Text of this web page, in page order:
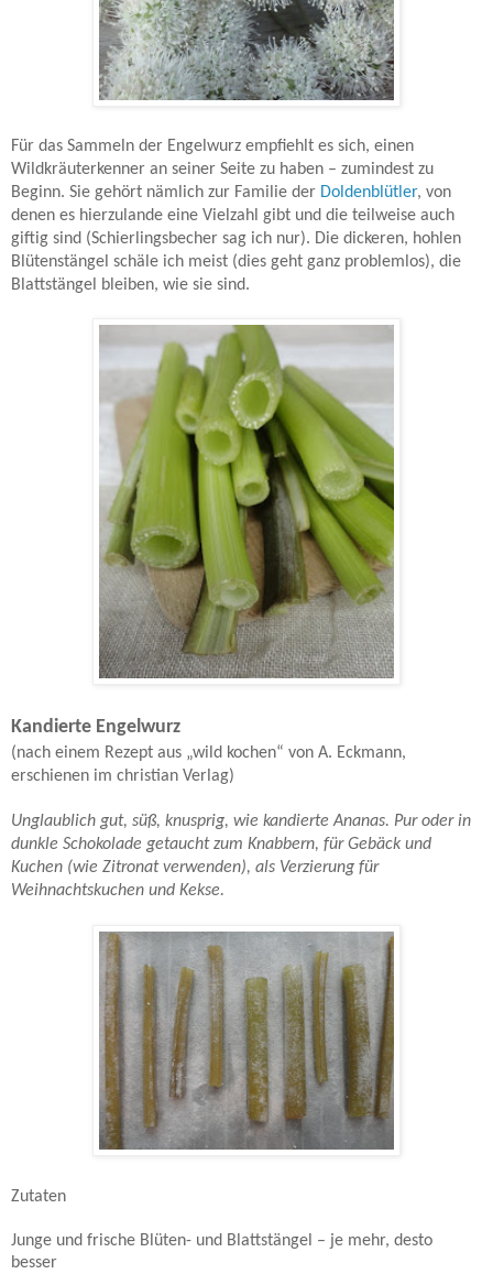
Für das Sammeln der Engelwurz empfiehlt es sich, einen
Wildkräuterkenner an seiner Seite zu haben – zumindest zu
Beginn. Sie gehört nämlich zur Familie der Doldenblütler, von
denen es hierzulande eine Vielzahl gibt und die teilweise auch
giftig sind (Schierlingsbecher sag ich nur). Die dickeren, hohlen
Blütenstängel schäle ich meist (dies geht ganz problemlos), die
Blattstängel bleiben, wie sie sind.
Kandierte Engelwurz
(nach einem Rezept aus „wild kochen“ von A. Eckmann,
erschienen im christian Verlag)
Unglaublich gut, süß, knusprig, wie kandierte Ananas. Pur oder in
dunkle Schokolade getaucht zum Knabbern, für Gebäck und
Kuchen (wie Zitronat verwenden), als Verzierung für
Weihnachtskuchen und Kekse.
Zutaten
Junge und frische Blüten- und Blattstängel – je mehr, desto
besser